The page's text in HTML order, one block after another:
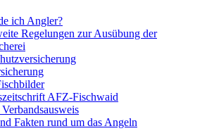
ich Angler?
Regelungen zur Ausübung der
AFZ-Fischwaid
Fakten rund um das Angeln